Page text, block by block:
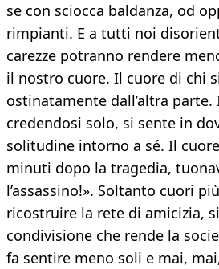
se con sciocca baldanza, od
rimpianti. E a tutti noi
carezze potranno rendere
il nostro cuore. Il cuore di chi
ostinatamente dall’altra parte.
credendosi solo, si sente in
solitudine intorno a sé. Il
minuti dopo la tragedia,
l’assassino!». Soltanto cuori
ricostruire la rete di amicizia,
condivisione che rende la
fa sentire meno soli e mai,